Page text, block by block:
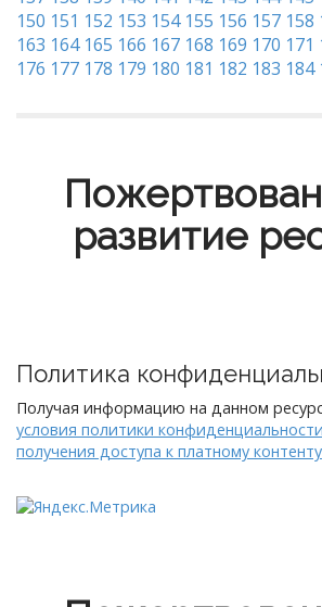
150 151 152 153 154 155 156 157 158
163 164 165 166 167 168 169 170 171
176 177 178 179 180 181 182 183 184
развитие
Политика
Получая информацию на данном
условия политики
получения доступа к платному контенту